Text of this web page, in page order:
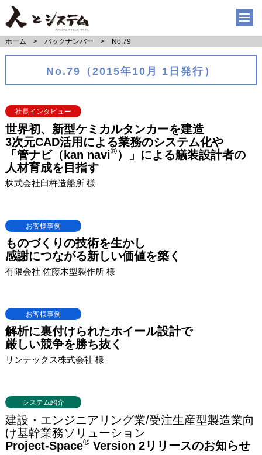
ホーム バックナンバー No.79
No.79（2015年10月 1日発行）
社長インタビュー
世界初、新型ケミカルタンカーを建造
3次元CAD活用による業務のシステム化や
「管ナビ（kan navi®）」による艤装設計者の
人材育成を目指す
株式会社臼杵造船所 様
お客様事例
ものづくりの技術を生かし
感謝につながる新しい価値を築く
有限会社 佐藤木型製作所 様
お客様事例
解析に裏付けられたホイール設計で
厳しい競争を勝ち抜く
リンテックス株式会社 様
システム紹介
建設・エンジニアリング業/受注生産型製造業向
け基幹業務ソリューション
Project-Space®Version 2リリースのお知らせ